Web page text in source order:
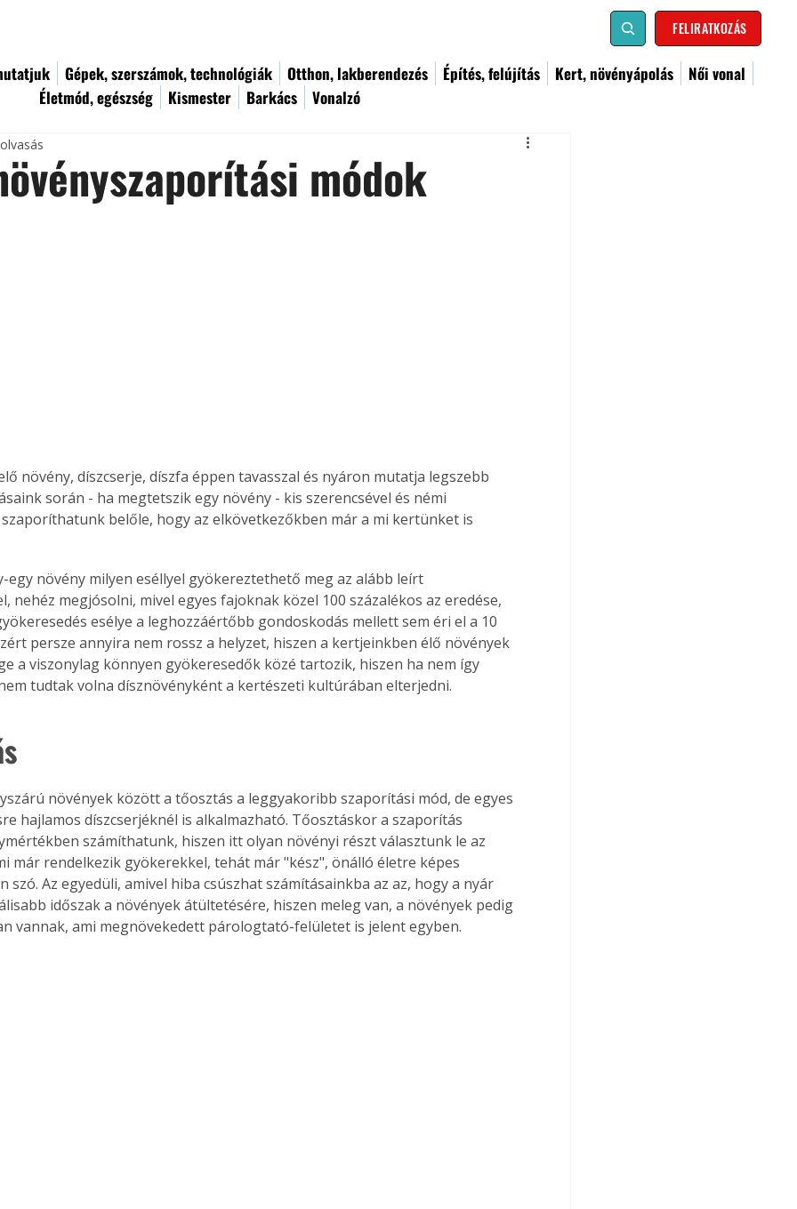
FELIRATKOZÁS
Gépek, szerszámok, technológiák Otthon, lakberendezés Építés, felújítás Kert, növényápolás
Női vonal
Életmód, egészség
Kismester Barkács Vonalzó
módok
növény, díszcserje, díszfa éppen tavasszal és nyáron mutatja legszebb
során - ha megtetszik egy növény - kis szerencsével és némi
belőle, hogy az elkövetkezőkben már a mi kertünket is
egy növény milyen eséllyel gyökereztethető meg az alább leírt
nehéz megjósolni, mivel egyes fajoknak közel 100 százalékos az eredése,
esélye a leghozzáértőbb gondoskodás mellett sem éri el a 10
persze annyira nem rossz a helyzet, hiszen a kertjeinkben élő növények
a viszonylag könnyen gyökeresedők közé tartozik, hiszen ha nem így
tudtak volna dísznövényként a kertészeti kultúrában elterjedni.
hajlamos díszcserjéknél is alkalmazható. Tőosztáskor a szaporítás
számíthatunk, hiszen itt olyan növényi részt választunk le az
már rendelkezik gyökerekkel, tehát már "kész", önálló életre képes
szó. Az egyedüli, amivel hiba csúszhat számításainkba az az, hogy a nyár
időszak a növények átültetésére, hiszen meleg van, a növények pedig
vannak, ami megnövekedett párologtató-felületet is jelent egyben.